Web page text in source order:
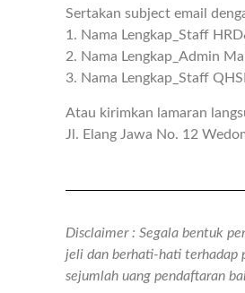
Sertakan subject email
1. Nama Lengkap_Staff
2. Nama Lengkap_Admin
3. Nama Lengkap_Staff
Atau kirimkan lamaran
Jl. Elang Jawa No. 12
Disclaimer : Segala bentuk
jeli dan berhati-hati terhadap
sejumlah uang pendaftaran